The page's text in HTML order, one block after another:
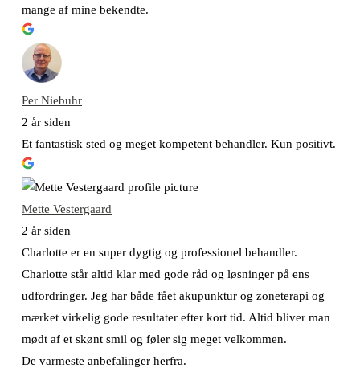
mange af mine bekendte.
Per Niebuhr
2 år siden
Et fantastisk sted og meget kompetent behandler. Kun positivt.
Mette Vestergaard
2 år siden
Charlotte er en super dygtig og professionel behandler.
Charlotte står altid klar med gode råd og løsninger på ens
udfordringer. Jeg har både fået akupunktur og zoneterapi og
mærket virkelig gode resultater efter kort tid. Altid bliver man
mødt af et skønt smil og føler sig meget velkommen.
De varmeste anbefalinger herfra.